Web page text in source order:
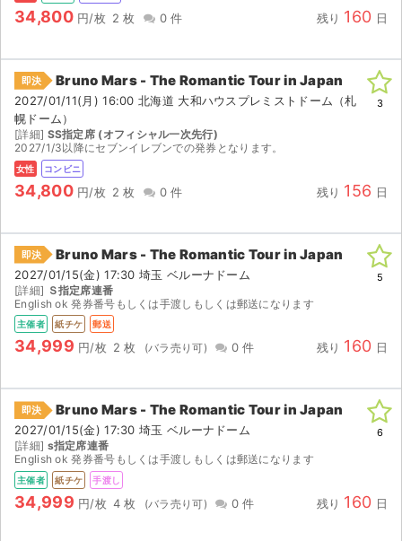
34,800 円/枚 2 枚 0 件 残り 160 日
即決 Bruno Mars - The Romantic Tour in Japan
2027/01/11(月) 16:00 北海道 大和ハウスプレミストドーム（札
幌ドーム）
[詳細] SS指定席 (オフィシャル一次先行)
2027/1/3以降にセブンイレブンでの発券となります。
女性 コンビニ
34,800 円/枚 2 枚 0 件 残り 156 日
3
即決 Bruno Mars - The Romantic Tour in Japan
2027/01/15(金) 17:30 埼玉 ベルーナドーム
[詳細] Ｓ指定席連番
English ok 発券番号もしくは手渡しもしくは郵送になります
主催者 紙チケ 郵送
34,999 円/枚 2 枚 0 件 残り 160 日
5
即決 Bruno Mars - The Romantic Tour in Japan
2027/01/15(金) 17:30 埼玉 ベルーナドーム
[詳細] s指定席連番
English ok 発券番号もしくは手渡しもしくは郵送になります
主催者 紙チケ 手渡し
34,999 円/枚 4 枚 0 件 残り 160 日
6